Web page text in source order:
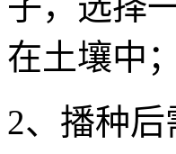
在土壤中；
2、播种